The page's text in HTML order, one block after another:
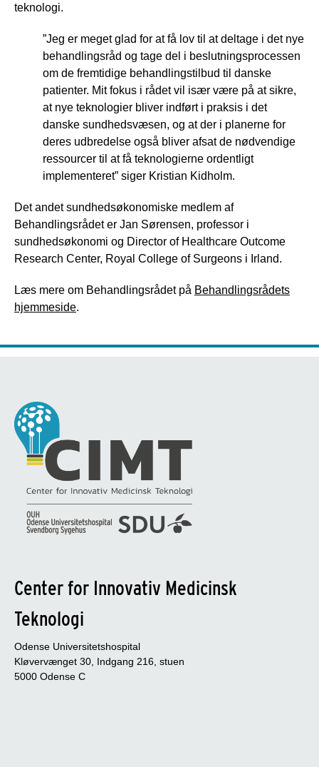
teknologi.
”Jeg er meget glad for at få lov til at deltage i det nye
behandlingsråd og tage del i beslutningsprocessen
om de fremtidige behandlingstilbud til danske
patienter. Mit fokus i rådet vil især være på at sikre,
at nye teknologier bliver indført i praksis i det
danske sundhedsvæsen, og at der i planerne for
deres udbredelse også bliver afsat de nødvendige
ressourcer til at få teknologierne ordentligt
implementeret” siger Kristian Kidholm.
Det andet sundhedsøkonomiske medlem af
Behandlingsrådet er Jan Sørensen, professor i
sundhedsøkonomi og Director of Healthcare Outcome
Research Center, Royal College of Surgeons i Irland.
Læs mere om Behandlingsrådet på Behandlingsrådets
hjemmeside.
Center for Innovativ Medicinsk
Teknologi
Odense Universitetshospital
Kløvervænget 30, Indgang 216, stuen
5000 Odense C